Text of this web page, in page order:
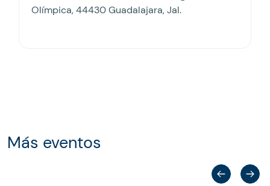
Olímpica, 44430 Guadalajara, Jal.
Más eventos